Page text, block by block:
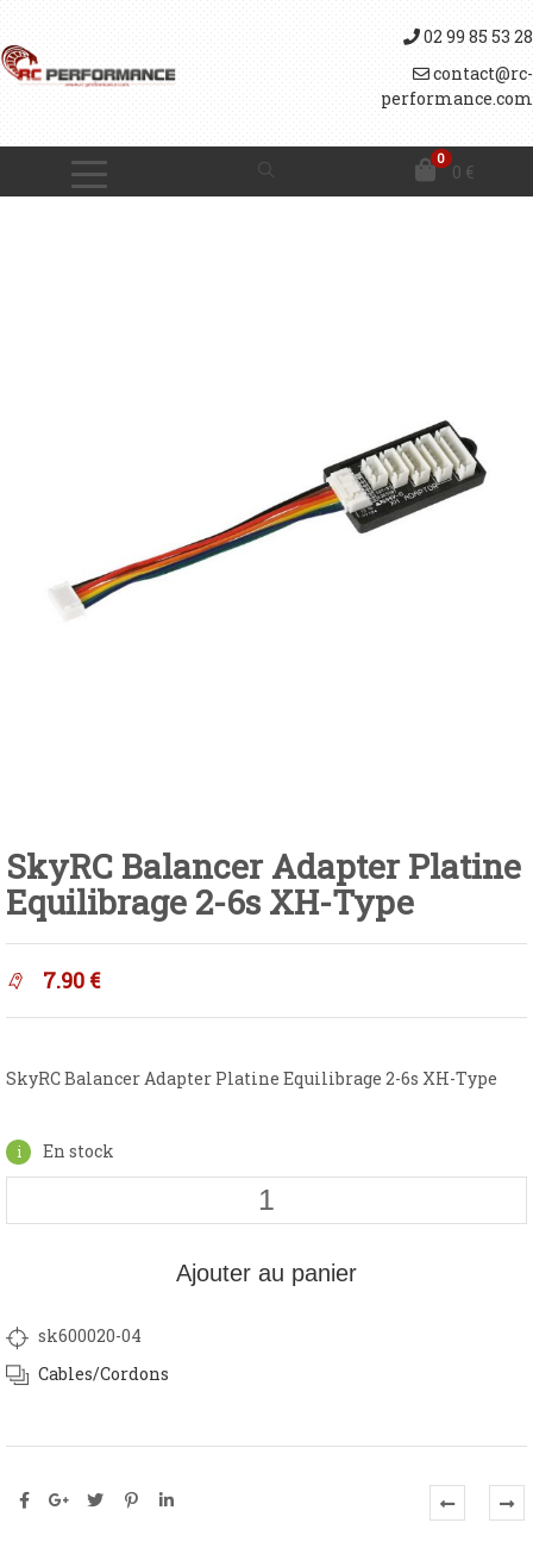
02 99 85 53 28
contact@rc-
performance.com
0
0 €
SkyRC Balancer Adapter Platine
Equilibrage 2-6s XH-Type
7.90 €
SkyRC Balancer Adapter Platine Equilibrage 2-6s XH-Type
En stock
Ajouter au panier
sk600020-04
Cables/Cordons